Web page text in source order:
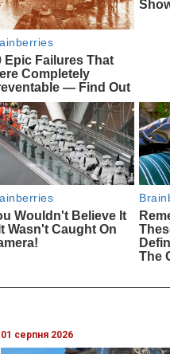
01 серпня 2026